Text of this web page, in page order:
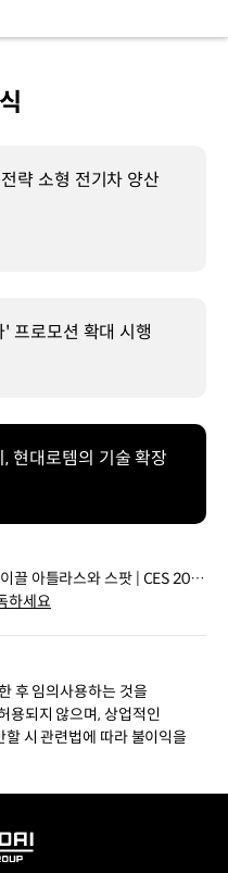
프로모션 확대 시행
현대로템의 기술 확장
끌 아틀라스와 스팟 | CES 202
하세요
후 임의사용하는 것을
용되지 않으며, 상업적인
시 관련법에 따라 불이익을